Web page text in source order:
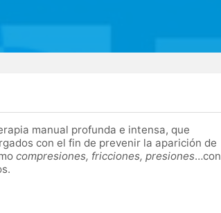
manual profunda e intensa, que
con el fin de prevenir la aparición de
compresiones, fricciones, presiones…con